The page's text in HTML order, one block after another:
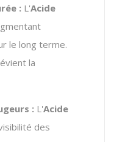
: L'Acide
le long terme.
la
: L'Acide
des